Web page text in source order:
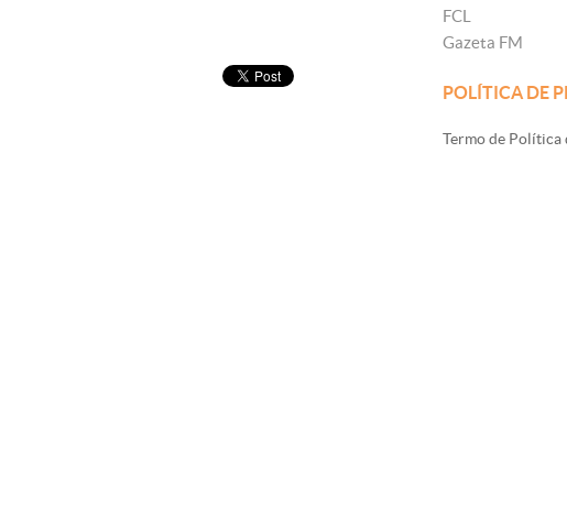
FCL
Gazeta FM
POLÍTICA DE
Termo de Política